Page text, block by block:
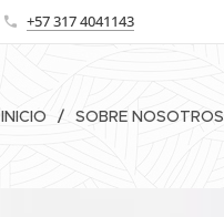
+57 317 4041143
INICIO SOBRE NOSOTROS